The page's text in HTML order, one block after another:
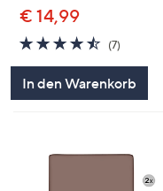
€ 14,99
4.4
von
(7)7
In den Warenkorb